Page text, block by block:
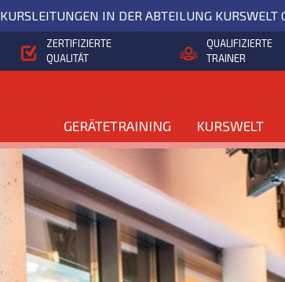
KURSLEITUNGEN IN DER ABTEILUNG KURSWELT
ZERTIFIZIERTE
QUALITÄT
QUALIFIZIERTE
TRAINER
GERÄTETRAINING KURSWELT